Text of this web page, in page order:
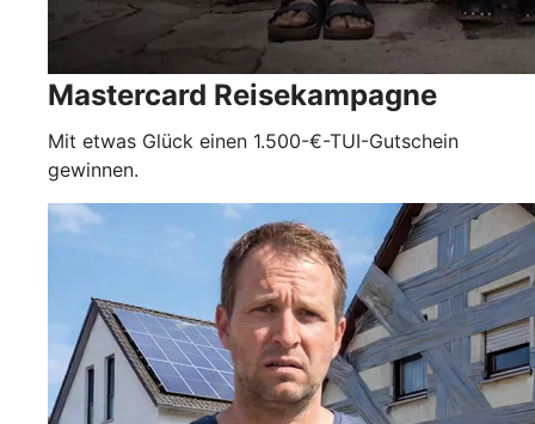
Mastercard Reisekampagne
Mit etwas Glück einen 1.500-€-TUI-Gutschein
gewinnen.